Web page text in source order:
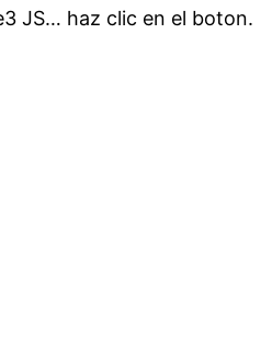
JS… haz clic en el boton.